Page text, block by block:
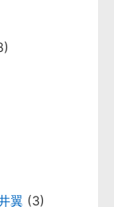
翼 (3)